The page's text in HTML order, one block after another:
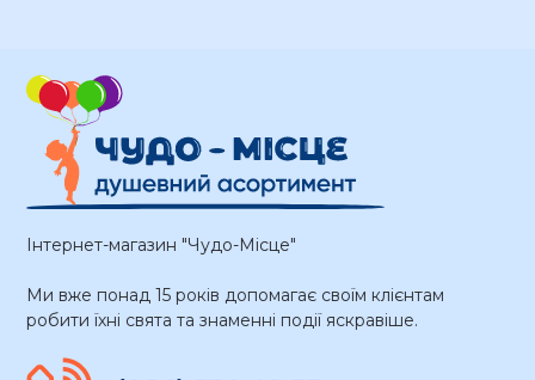
Інтернет-магазин "Чудо-Місце"
Ми вже понад 15 років допомагає своїм клієнтам
робити їхні свята та знаменні події яскравіше.